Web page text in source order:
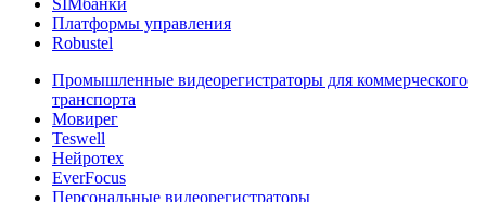
SIMбанки
Платформы управления
Robustel
Промышленные видеорегистраторы для коммерческого
транспорта
Мовирег
Teswell
Нейротех
EverFocus
Персональные видеорегистраторы